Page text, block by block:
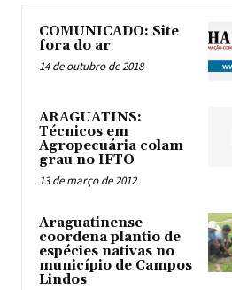
COMUNICADO: Site
fora do ar
14 de outubro de 2018
ARAGUATINS:
Técnicos em
Agropecuária colam
grau no IFTO
13 de março de 2012
Araguatinense
coordena plantio de
espécies nativas no
município de Campos
Lindos